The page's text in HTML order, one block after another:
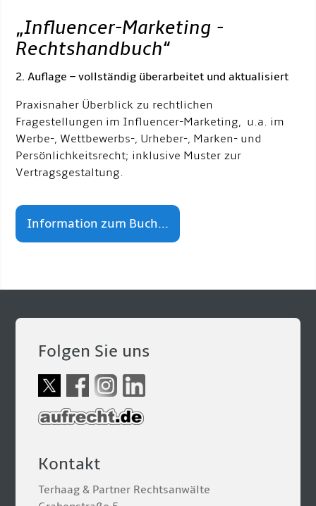
„Influencer-Marketing -
Rechtshandbuch“
2. Auflage – vollständig überarbeitet und aktualisiert
Praxisnaher Überblick zu rechtlichen
Fragestellungen im Influencer-Marketing, u.a. im
Werbe-, Wettbewerbs-, Urheber-, Marken- und
Persönlichkeitsrecht; inklusive Muster zur
Vertragsgestaltung.
Information zum Buch...
Folgen Sie uns
Kontakt
Terhaag & Partner Rechtsanwälte